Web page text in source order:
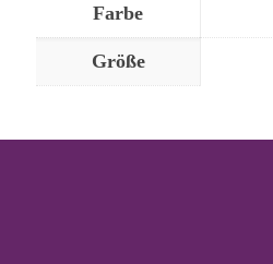
Farbe
Größe